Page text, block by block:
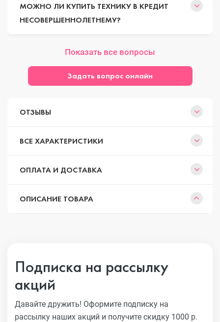
МОЖНО ЛИ КУПИТЬ ТЕХНИКУ В КРЕДИТ
НЕСОВЕРШЕННОЛЕТНЕМУ?
Показать все вопросы
Задать вопрос онлайн
ОТЗЫВЫ
ВСЕ ХАРАКТЕРИСТИКИ
ОПЛАТА И ДОСТАВКА
ОПИСАНИЕ ТОВАРА
Подписка на рассылку
акций
Давайте дружить! Оформите подписку на
рассылку наших акций и получите скидку 1000 р.